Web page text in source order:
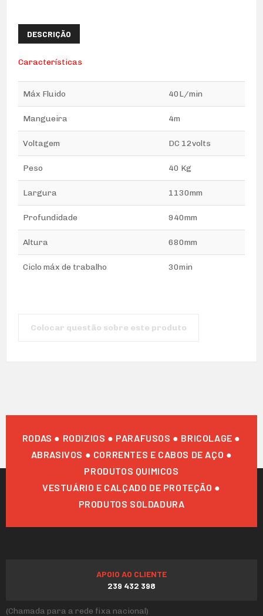
DESCRIÇÃO
Características
Máx Fluido 40L/min
Mangueira 4m
Voltagem DC 12volts
Peso 40 Kg
Largura 1130mm
Profundidade 940mm
Altura 680mm
Ciclo máx de trabalho 30min
Colocar questão sobre este produto
RODAS ● RODIZIOS ● PARAFUSOS ● BRICOLAGE ●
ABRASIVOS ● CORRENTES E CABOS DE AÇO ●
PRODUTOS QUIMICOS
VESTUÁRIO E CALÇADO DE PROTEÇÃO ●
PRODUTOS SOLDADURA
APOIO AO CLIENTE
239 432 398
(Chamada para a rede fixa nacional)